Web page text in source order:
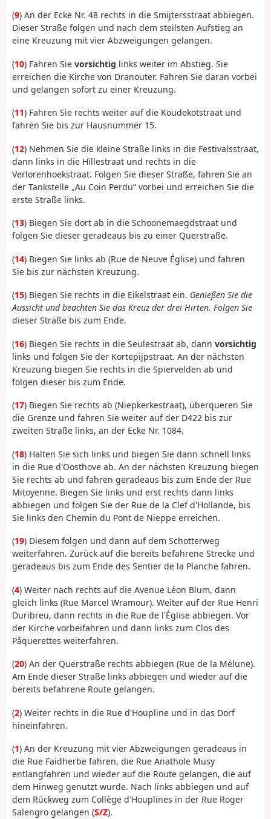
(9) An der Ecke Nr. 48 rechts in die Smijtersstraat abbiegen.
Dieser Straße folgen und nach dem steilsten Aufstieg an
eine Kreuzung mit vier Abzweigungen gelangen.
(10) Fahren Sie vorsichtig links weiter im Abstieg. Sie
erreichen die Kirche von Dranouter. Fahren Sie daran vorbei
und gelangen sofort zu einer Kreuzung.
(11) Fahren Sie rechts weiter auf die Koudekotstraat und
fahren Sie bis zur Hausnummer 15.
(12) Nehmen Sie die kleine Straße links in die Festivalsstraat,
dann links in die Hillestraat und rechts in die
Verlorenhoekstraat. Folgen Sie dieser Straße, fahren Sie an
der Tankstelle „Au Coin Perdu“ vorbei und erreichen Sie die
erste Straße links.
(13) Biegen Sie dort ab in die Schoonemaegdstraat und
folgen Sie dieser geradeaus bis zu einer Querstraße.
(14) Biegen Sie links ab (Rue de Neuve Église) und fahren
Sie bis zur nächsten Kreuzung.
(15) Biegen Sie rechts in die Eikelstraat ein. Genießen Sie die
Aussicht und beachten Sie das Kreuz der drei Hirten. Folgen Sie
dieser Straße bis zum Ende.
(16) Biegen Sie rechts in die Seulestraat ab, dann vorsichtig
links und folgen Sie der Kortepijpstraat. An der nächsten
Kreuzung biegen Sie rechts in die Spiervelden ab und
folgen dieser bis zum Ende.
(17) Biegen Sie rechts ab (Niepkerkestraat), überqueren Sie
die Grenze und fahren Sie weiter auf der D422 bis zur
zweiten Straße links, an der Ecke Nr. 1084.
(18) Halten Sie sich links und biegen Sie dann schnell links
in die Rue d'Oosthove ab. An der nächsten Kreuzung biegen
Sie rechts ab und fahren geradeaus bis zum Ende der Rue
Mitoyenne. Biegen Sie links und erst rechts dann links
abbiegen und folgen Sie der Rue de la Clef d'Hollande, bis
Sie links den Chemin du Pont de Nieppe erreichen.
(19) Diesem folgen und dann auf dem Schotterweg
weiterfahren. Zurück auf die bereits befahrene Strecke und
geradeaus bis zum Ende des Sentier de la Planche fahren.
(4) Weiter nach rechts auf die Avenue Léon Blum, dann
gleich links (Rue Marcel Wramour). Weiter auf der Rue Henri
Duribreu, dann rechts in die Rue de l'Église abbiegen. Vor
der Kirche vorbeifahren und dann links zum Clos des
Pâquerettes weiterfahren.
(20) An der Querstraße rechts abbiegen (Rue de la Mélune).
Am Ende dieser Straße links abbiegen und wieder auf die
bereits befahrene Route gelangen.
(2) Weiter rechts in die Rue d'Houpline und in das Dorf
hineinfahren.
(1) An der Kreuzung mit vier Abzweigungen geradeaus in
die Rue Faidherbe fahren, die Rue Anathole Musy
entlangfahren und wieder auf die Route gelangen, die auf
dem Hinweg genutzt wurde. Nach links abbiegen und auf
dem Rückweg zum Collège d'Houplines in der Rue Roger
Salengro gelangen (S/Z).